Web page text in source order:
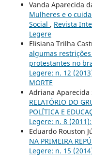
Vanda Aparecida
Mulheres e o
Social , Revista
Legere
Elisiana Trilha
algumas
protestantes no
Legere: n. 12
MORTE
Adriana Aparecida
RELATÓRIO DO
POLÍTICA E
Legere: n. 8 (2011):
Eduardo Rouston
NA PRIMEIRA
Legere: n. 15